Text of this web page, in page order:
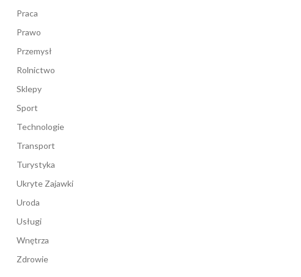
Praca
Prawo
Przemysł
Rolnictwo
Sklepy
Sport
Technologie
Transport
Turystyka
Ukryte Zajawki
Uroda
Usługi
Wnętrza
Zdrowie